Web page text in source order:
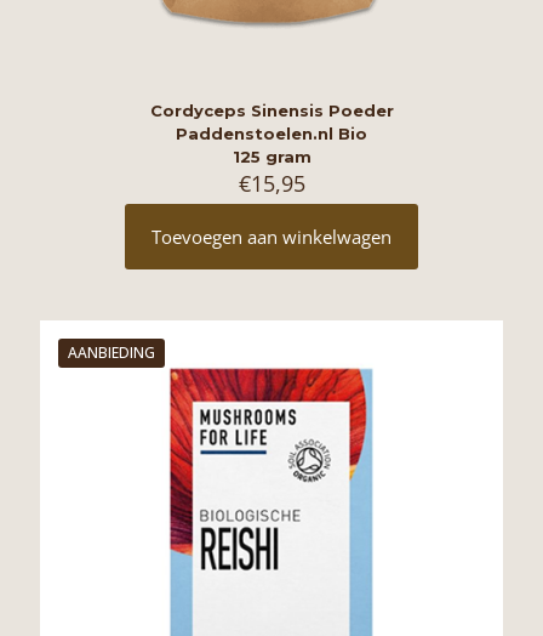
Cordyceps Sinensis Poeder
Paddenstoelen.nl Bio
125 gram
€15,95
Toevoegen aan winkelwagen
AANBIEDING